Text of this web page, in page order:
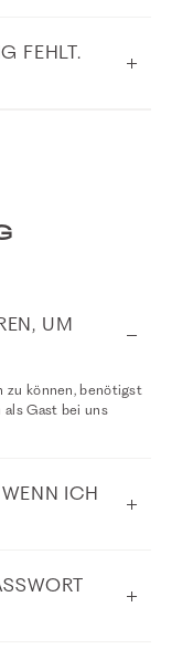
FEHLT.
UM
zu können, benötigst
Gast bei uns
ICH